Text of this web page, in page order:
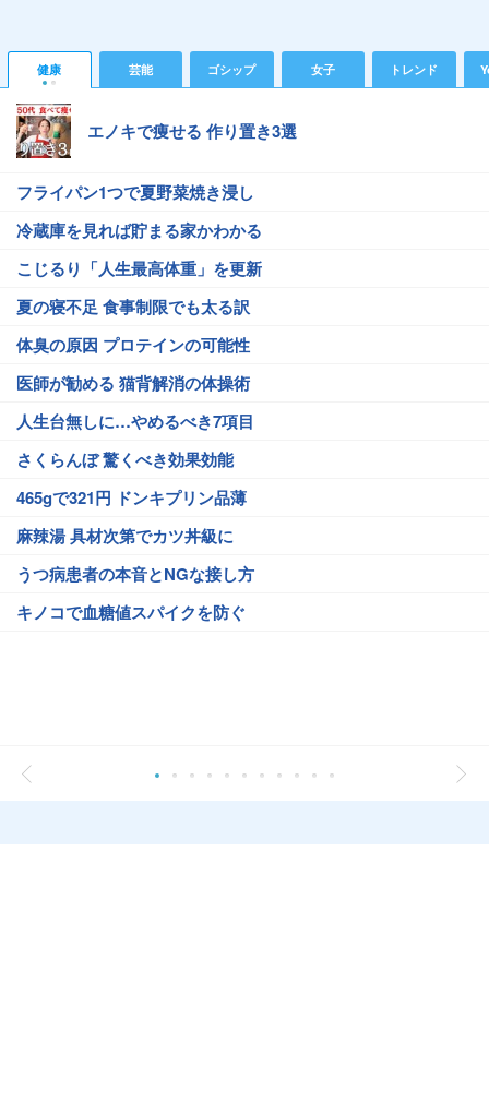
健康 芸能 ゴシップ 女子 トレンド
エノキで痩せる 作り置き3選
フライパン1つで夏野菜焼き浸し
冷蔵庫を見れば貯まる家かわかる
こじるり「人生最高体重」を更新
夏の寝不足 食事制限でも太る訳
体臭の原因 プロテインの可能性
医師が勧める 猫背解消の体操術
人生台無しに…やめるべき7項目
さくらんぼ 驚くべき効果効能
465gで321円 ドンキプリン品薄
麻辣湯 具材次第でカツ丼級に
うつ病患者の本音とNGな接し方
キノコで血糖値スパイクを防ぐ